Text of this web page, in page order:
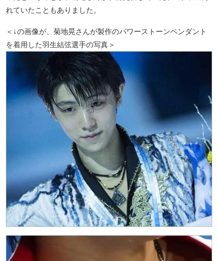
れていたこともありました。
＜↓の画像が、菊地晃さんが製作のパワーストーンペンダント
を着用した羽生結弦選手の写真＞